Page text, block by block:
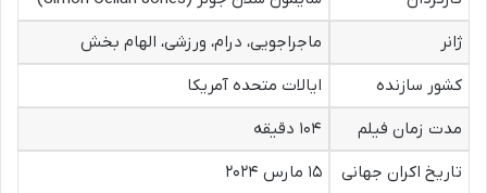
ژانر
ماجراجویی، درام، ورزشی، الهام بخش
کشور سازنده
ایالات متحده آمریکا
مدت زمان فیلم
۱۰۴ دقیقه
تاریخ اکران جهانی
۱۵ مارس ۲۰۲۴